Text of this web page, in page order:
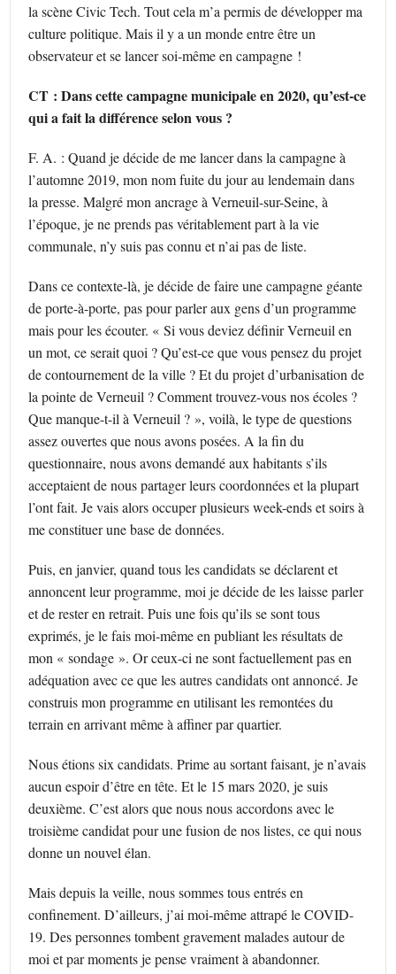
la scène Civic Tech. Tout cela m’a permis de développer ma
culture politique. Mais il y a un monde entre être un
observateur et se lancer soi-même en campagne !
CT : Dans cette campagne municipale en 2020, qu’est-ce
qui a fait la différence selon vous ?
F. A. : Quand je décide de me lancer dans la campagne à
l’automne 2019, mon nom fuite du jour au lendemain dans
la presse. Malgré mon ancrage à Verneuil-sur-Seine, à
l’époque, je ne prends pas véritablement part à la vie
communale, n’y suis pas connu et n’ai pas de liste.
Dans ce contexte-là, je décide de faire une campagne géante
de porte-à-porte, pas pour parler aux gens d’un programme
mais pour les écouter. « Si vous deviez définir Verneuil en
un mot, ce serait quoi ? Qu’est-ce que vous pensez du projet
de contournement de la ville ? Et du projet d’urbanisation de
la pointe de Verneuil ? Comment trouvez-vous nos écoles ?
Que manque-t-il à Verneuil ? », voilà, le type de questions
assez ouvertes que nous avons posées. A la fin du
questionnaire, nous avons demandé aux habitants s’ils
acceptaient de nous partager leurs coordonnées et la plupart
l’ont fait. Je vais alors occuper plusieurs week-ends et soirs à
me constituer une base de données.
Puis, en janvier, quand tous les candidats se déclarent et
annoncent leur programme, moi je décide de les laisse parler
et de rester en retrait. Puis une fois qu’ils se sont tous
exprimés, je le fais moi-même en publiant les résultats de
mon « sondage ». Or ceux-ci ne sont factuellement pas en
adéquation avec ce que les autres candidats ont annoncé. Je
construis mon programme en utilisant les remontées du
terrain en arrivant même à affiner par quartier.
Nous étions six candidats. Prime au sortant faisant, je n’avais
aucun espoir d’être en tête. Et le 15 mars 2020, je suis
deuxième. C’est alors que nous nous accordons avec le
troisième candidat pour une fusion de nos listes, ce qui nous
donne un nouvel élan.
Mais depuis la veille, nous sommes tous entrés en
confinement. D’ailleurs, j’ai moi-même attrapé le COVID-
19. Des personnes tombent gravement malades autour de
moi et par moments je pense vraiment à abandonner.